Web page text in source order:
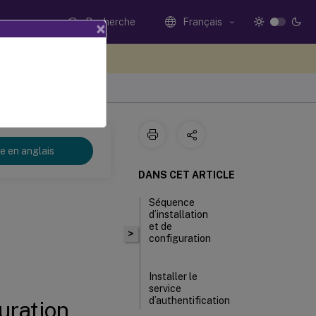
Recherche Français
en anglais
>
DANS CET ARTICLE
Séquence
d’installation
et de
configuration
Installer le
service
d’authentification
×